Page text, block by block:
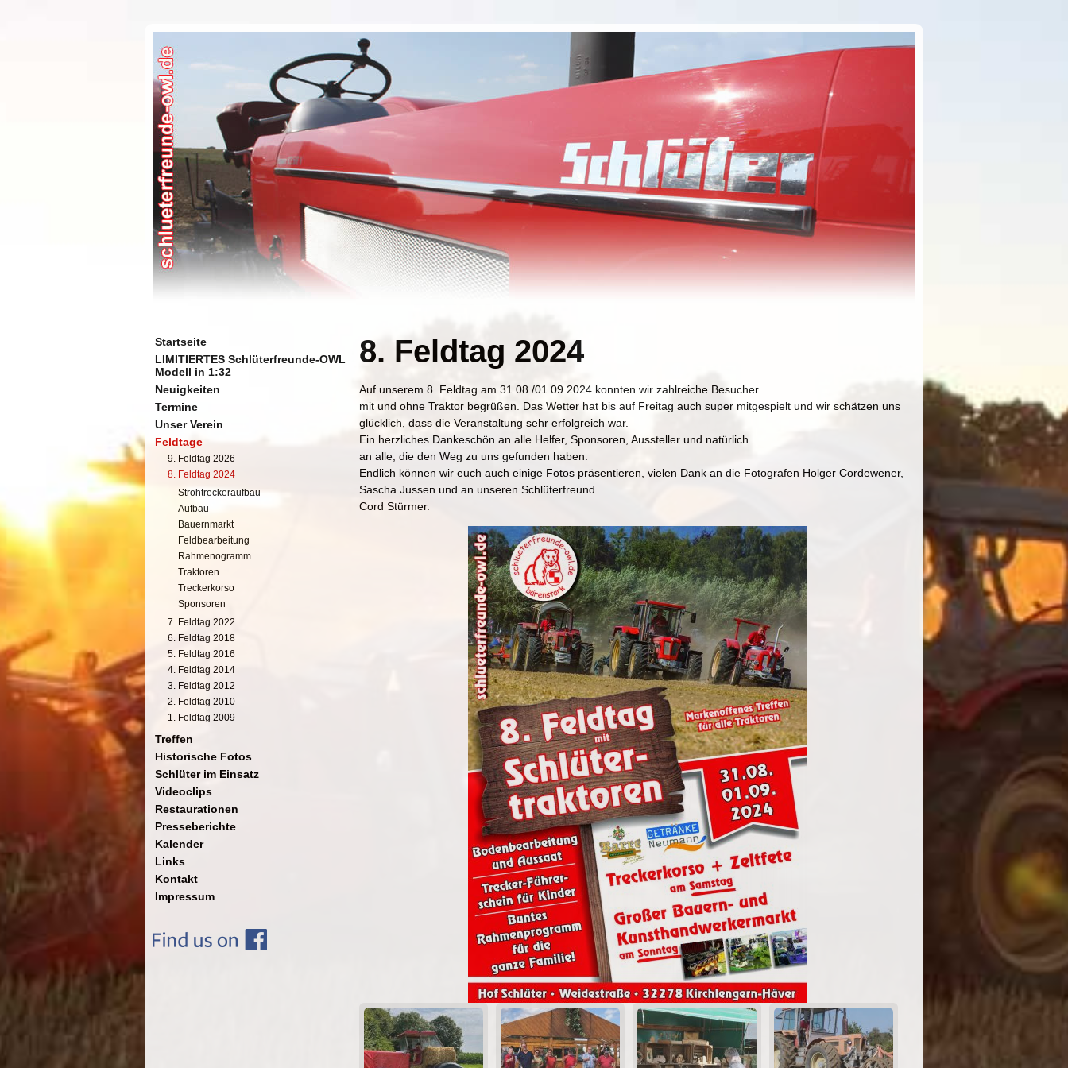
Startseite
LIMITIERTES Schlüterfreunde-OWL
Modell in 1:32
Neuigkeiten
Termine
Unser Verein
Feldtage
9. Feldtag 2026
8. Feldtag 2024
Strohtreckeraufbau
Aufbau
Bauernmarkt
Feldbearbeitung
Rahmenogramm
Traktoren
Treckerkorso
Sponsoren
7. Feldtag 2022
6. Feldtag 2018
5. Feldtag 2016
4. Feldtag 2014
3. Feldtag 2012
2. Feldtag 2010
1. Feldtag 2009
Treffen
Historische Fotos
Schlüter im Einsatz
Videoclips
Restaurationen
Presseberichte
Kalender
Links
Kontakt
Impressum
8. Feldtag 2024
Auf unserem 8. Feldtag am 31.08./01.09.2024 konnten wir zahlreiche Besucher
mit und ohne Traktor begrüßen. Das Wetter hat bis auf Freitag auch super mitgespielt und wir schätzen uns
glücklich, dass die Veranstaltung sehr erfolgreich war.
Ein herzliches Dankeschön an alle Helfer, Sponsoren, Aussteller und natürlich
an alle, die den Weg zu uns gefunden haben.
Endlich können wir euch auch einige Fotos präsentieren, vielen Dank an die Fotografen Holger Cordewener,
Sascha Jussen und an unseren Schlüterfreund
Cord Stürmer.